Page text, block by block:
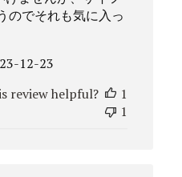
のでそれも気に入っ
Published
12-23
review helpful?
1
1